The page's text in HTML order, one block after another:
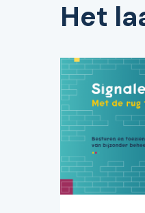
Het